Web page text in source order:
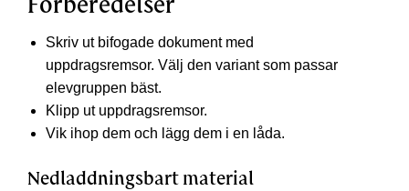
Skriv ut bifogade dokument med
uppdragsremsor. Välj den variant som passar
elevgruppen bäst.
Klipp ut uppdragsremsor.
Vik ihop dem och lägg dem i en låda.
Nedladdningsbart material